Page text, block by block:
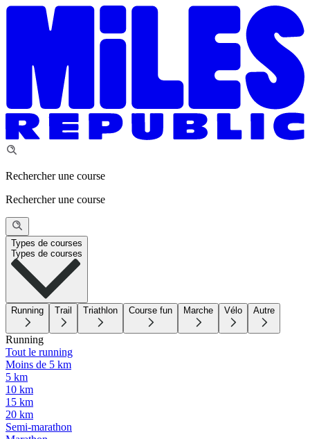
Rechercher une course
Rechercher une course
Types de courses
Types de courses
Running Trail Triathlon Course fun Marche Vélo Autre
Running
Tout le running
Moins de 5 km
5 km
10 km
15 km
20 km
Semi-marathon